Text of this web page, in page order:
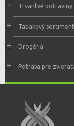
Trvanlivé potraviny
Tabakový
Drogéria
Potrava pre